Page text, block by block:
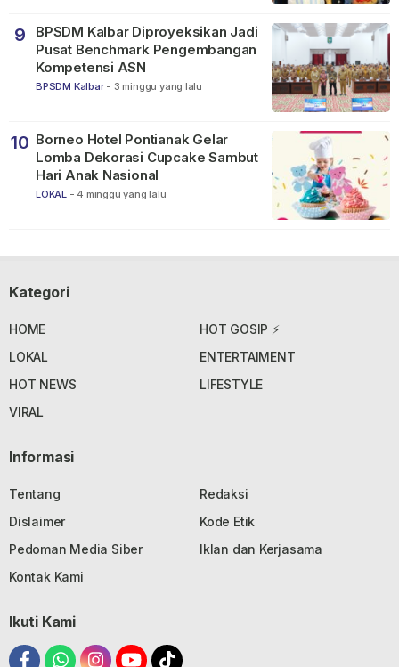
9
BPSDM Kalbar Diproyeksikan Jadi
Pusat Benchmark Pengembangan
Kompetensi ASN
BPSDM Kalbar - 3 minggu yang lalu
10 Borneo Hotel Pontianak Gelar
Lomba Dekorasi Cupcake Sambut
Hari Anak Nasional
LOKAL - 4 minggu yang lalu
Kategori
HOME
HOT GOSIP ⚡
LOKAL
ENTERTAIMENT
HOT NEWS
LIFESTYLE
VIRAL
Informasi
Tentang
Redaksi
Dislaimer
Kode Etik
Pedoman Media Siber
Iklan dan Kerjasama
Kontak Kami
Ikuti Kami